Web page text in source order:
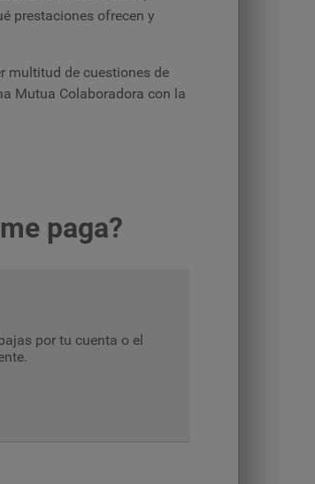
prestaciones ofrecen y
multitud de cuestiones de
Mutua Colaboradora con la
paga?
por tu cuenta o el